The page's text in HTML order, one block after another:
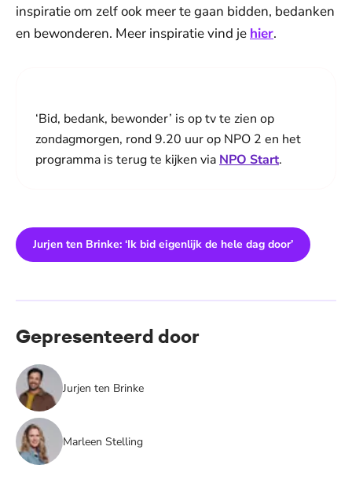
inspiratie om zelf ook meer te gaan bidden, bedanken
en bewonderen. Meer inspiratie vind je hier.
‘Bid, bedank, bewonder’ is op tv te zien op
zondagmorgen, rond 9.20 uur op NPO 2 en het
programma is terug te kijken via NPO Start.
Jurjen ten Brinke: ‘Ik bid eigenlijk de hele dag door’
Gepresenteerd door
Jurjen ten Brinke
Marleen Stelling